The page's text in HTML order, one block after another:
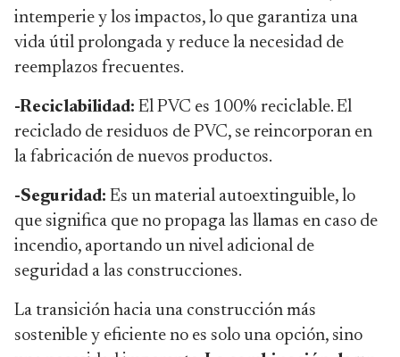
intemperie y los impactos, lo que garantiza una
vida útil prolongada y reduce la necesidad de
reemplazos frecuentes.
-Reciclabilidad: El PVC es 100% reciclable. El
reciclado de residuos de PVC, se reincorporan en
la fabricación de nuevos productos.
-Seguridad: Es un material autoextinguible, lo
que significa que no propaga las llamas en caso de
incendio, aportando un nivel adicional de
seguridad a las construcciones.
La transición hacia una construcción más
sostenible y eficiente no es solo una opción, sino